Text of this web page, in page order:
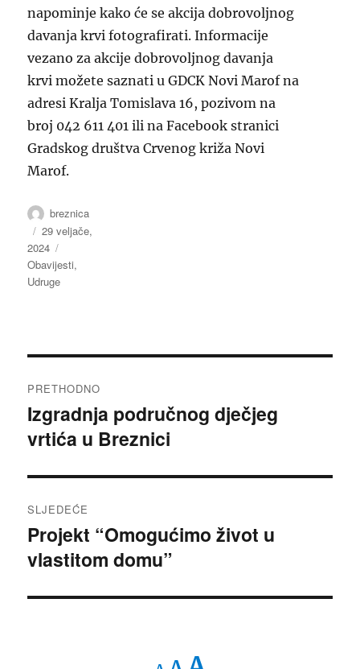
napominje kako će se akcija dobrovoljnog
davanja krvi fotografirati. Informacije
vezano za akcije dobrovoljnog davanja
krvi možete saznati u GDCK Novi Marof na
adresi Kralja Tomislava 16, pozivom na
broj 042 611 401 ili na Facebook stranici
Gradskog društva Crvenog križa Novi
Marof.
Autor
breznica
Objavljeno
dana
29 veljače,
2024
Obavijesti,
Udruge
objava
PRETHODNO
Prethodna
objava:
Izgradnja područnog dječjeg
vrtića u Breznici
SLJEDEĆE
Sljedeća
objava:
Projekt “Omogućimo život u
vlastitom domu”
Decrease
Reset